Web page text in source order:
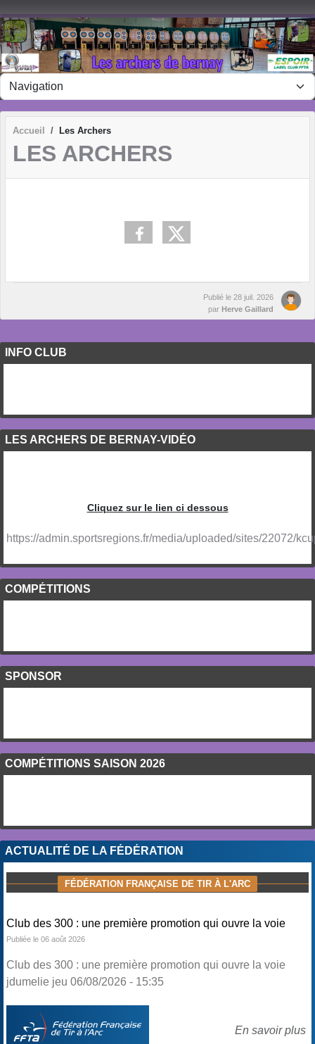
Accueil Les Archers
LES ARCHERS
Publié le 28 juil. 2026
par Herve Gaillard
INFO CLUB
LES ARCHERS DE BERNAY-VIDÉO
Cliquez sur le lien ci dessous
https://admin.sportsregions.fr/media/uploaded/sites/22072/
COMPÉTITIONS
SPONSOR
COMPÉTITIONS SAISON 2026
ACTUALITÉ DE LA FÉDÉRATION
FÉDÉRATION FRANÇAISE DE TIR À L'ARC
Club des 300 : une première promotion qui ouvre la voie
Publiée le 06 août 2026
Club des 300 : une première promotion qui ouvre la voie
jdumelie jeu 06/08/2026 - 15:35
En savoir plus